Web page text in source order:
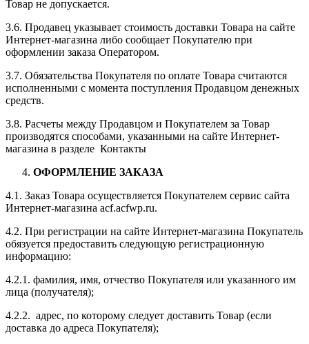
Товар не допускается.
3.6. Продавец указывает стоимость доставки Товара на сайте
Интернет-магазина либо сообщает Покупателю при
оформлении заказа Оператором.
3.7. Обязательства Покупателя по оплате Товара считаются
исполненными с момента поступления Продавцом денежных
средств.
3.8. Расчеты между Продавцом и Покупателем за Товар
производятся способами, указанными на сайте Интернет-
магазина в разделе Контакты
ОФОРМЛЕНИЕ ЗАКАЗА
4.1. Заказ Товара осуществляется Покупателем сервис сайта
Интернет-магазина acf.acfwp.ru.
4.2. При регистрации на сайте Интернет-магазина Покупатель
обязуется предоставить следующую регистрационную
информацию:
4.2.1. фамилия, имя, отчество Покупателя или указанного им
лица (получателя);
4.2.2. адрес, по которому следует доставить Товар (если
доставка до адреса Покупателя);